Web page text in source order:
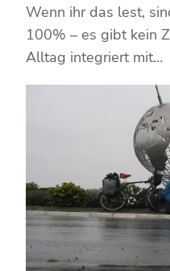
Wenn ihr das lest,
100% – es gibt kein
Alltag integriert mit…